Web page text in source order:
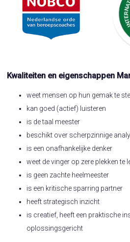
Kwaliteiten en eigenschappen
weet mensen op hun gemak te
kan goed (actief) luisteren
is de taal meester
beschikt over scherpzinnige
is een onafhankelijke denker
weet de vinger op zere plekken te
is geen zachte heelmeester
is een kritische sparring partner
heeft strategisch inzicht
is creatief, heeft een praktische
oplossingsgericht